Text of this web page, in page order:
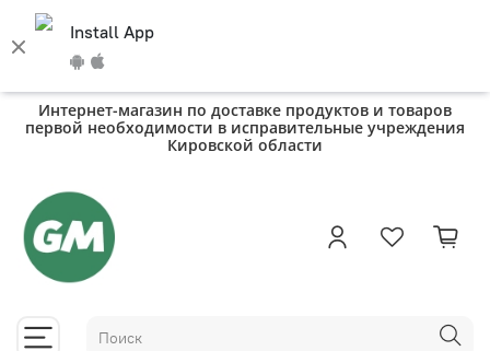
Install App
Интернет-магазин по доставке продуктов и товаров
первой необходимости в исправительные учреждения
Кировской области